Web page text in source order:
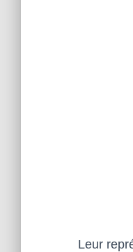
Leur